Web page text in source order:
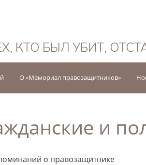
КТО БЫЛ УБИТ,
О «Мемориал правозащитников»
и
о правозащитнике